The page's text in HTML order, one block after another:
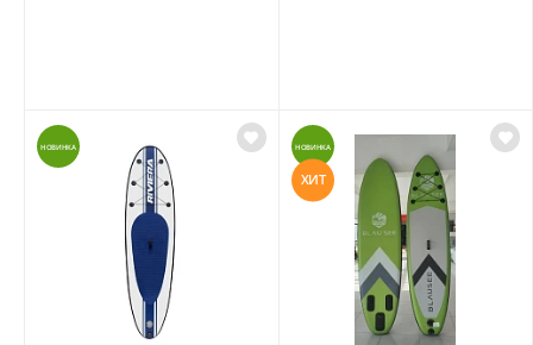
НОВИНКА НОВИНКА
ХИТ